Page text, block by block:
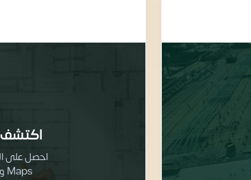
Maps وتفاصيل تقسيم المرافق والخدمات